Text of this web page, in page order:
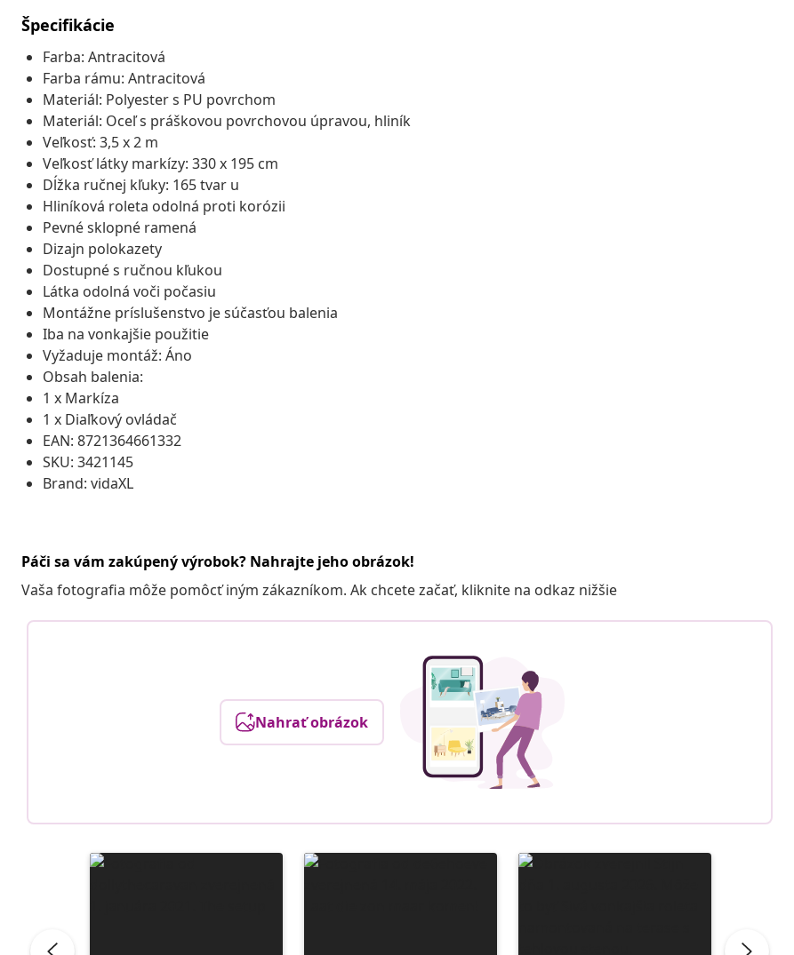
Špecifikácie
Farba: Antracitová
Farba rámu: Antracitová
Materiál: Polyester s PU povrchom
Materiál: Oceľ s práškovou povrchovou úpravou, hliník
Veľkosť: 3,5 x 2 m
Veľkosť látky markízy: 330 x 195 cm
Dĺžka ručnej kľuky: 165 tvar u
Hliníková roleta odolná proti korózii
Pevné sklopné ramená
Dizajn polokazety
Dostupné s ručnou kľukou
Látka odolná voči počasiu
Montážne príslušenstvo je súčasťou balenia
Iba na vonkajšie použitie
Vyžaduje montáž: Áno
Obsah balenia:
1 x Markíza
1 x Diaľkový ovládač
EAN: 8721364661332
SKU: 3421145
Brand: vidaXL
Páči sa vám zakúpený výrobok? Nahrajte jeho obrázok!
Vaša fotografia môže pomôcť iným zákazníkom. Ak chcete začať, kliknite na odkaz nižšie
Nahrať obrázok